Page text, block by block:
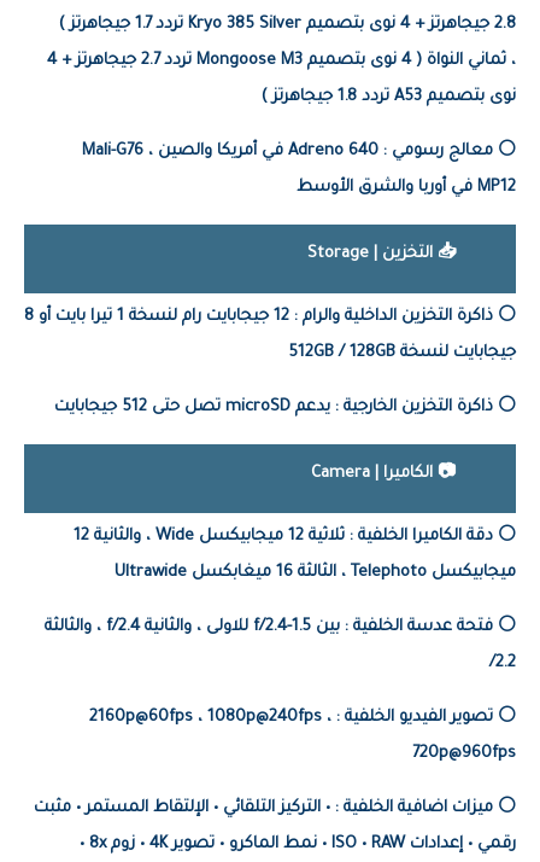
2.8 جيجاهرتز + 4 نوى بتصميم Kryo 385 Silver تردد 1.7 جيجاهرتز )
، ثماني النواة ( 4 نوى بتصميم Mongoose M3 تردد 2.7 جيجاهرتز + 4
نوى بتصميم A53 تردد 1.8 جيجاهرتز )
⚪️ معالج رسومي :
Adreno 640 في أمريكا والصين ، Mali-G76
MP12 في أوربا والشرق الأوسط
📥 التخزين | Storage
⚪️ ذاكرة التخزين الداخلية والرام :
12 جيجابايت رام لنسخة 1 تيرا بايت أو 8
جيجابايت لنسخة 512GB / 128GB
⚪️ ذاكرة التخزين الخارجية : يدعم microSD تصل حتى 512 جيجابايت
📷 الكاميرا | Camera
⚪️ دقة الكاميرا الخلفية : ثلاثية 12 ميجابيكسل Wide ، والثانية 12
ميجابيكسل T elephoto ، الثالثة 16 ميغابكسل Ultrawide
⚪️ فتحة عدسة الخلفية : بين 1.5-2.4/f للاولى ، والثانية 2.4/f ، والثالثة
2.2/
⚪️ تصوير الفيديو الخلفية : 2160p@60fps ، 1080p@240fps ،
720p@960fps
⚪️ ميزات اضافية الخلفية : • التركيز التلقائي • الإلتقاط المستمر • مثبت
رقمي • إعدادات ISO •
RAW • نمط الماكرو • تصوير 4K • زوم 8x •